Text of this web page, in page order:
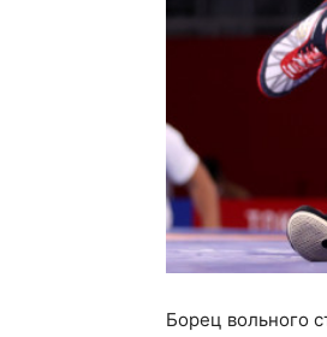
Борец вольного